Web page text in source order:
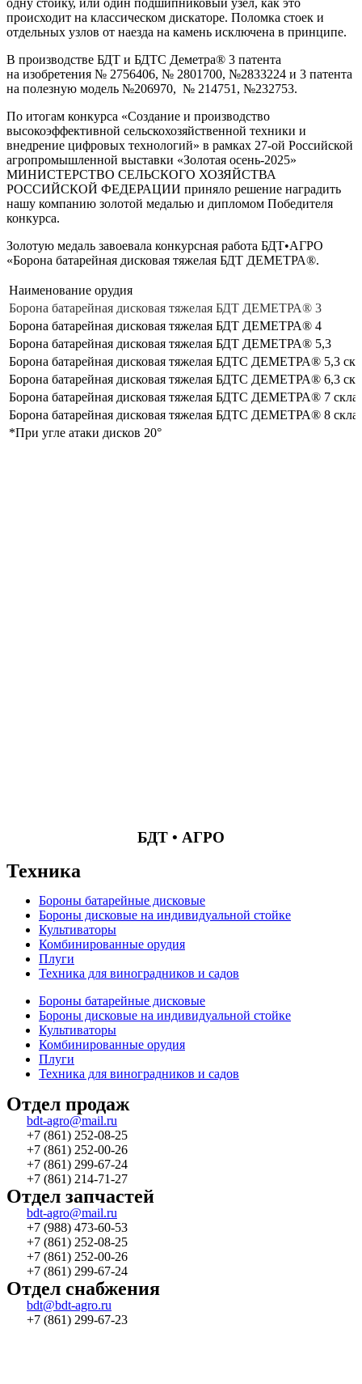
происходит на классическом дискаторе. Поломка стоек и
отдельных узлов от наезда на камень исключена в принципе.
В производстве БДТ и БДТС Деметра® 3 патента
на изобретения № 2756406, № 2801700, №2833224 и 3 патента
на полезную модель №206970, № 214751, №232753.
По итогам конкурса «Создание и производство
высокоэффективной сельскохозяйственной техники и
внедрение цифровых технологий» в рамках 27-ой Российской
агропромышленной выставки «Золотая осень-2025»
МИНИСТЕРСТВО СЕЛЬСКОГО ХОЗЯЙСТВА
РОССИЙСКОЙ ФЕДЕРАЦИИ приняло решение наградить
нашу компанию золотой медалью и дипломом Победителя
конкурса.
Золотую медаль завоевала конкурсная работа БДТ•АГРО
«Борона батарейная дисковая тяжелая БДТ ДЕМЕТРА®.
Наименование орудия
Борона батарейная дисковая тяжелая БДТ ДЕМЕТРА® 3
Борона батарейная дисковая тяжелая БДТ ДЕМЕТРА® 4
Борона батарейная дисковая тяжелая БДТ ДЕМЕТРА® 5,3
Борона батарейная дисковая тяжелая БДТС ДЕМЕТРА® 5,3
Борона батарейная дисковая тяжелая БДТС ДЕМЕТРА® 6,3
Борона батарейная дисковая тяжелая БДТС ДЕМЕТРА® 7
Борона батарейная дисковая тяжелая БДТС ДЕМЕТРА® 8
*При угле атаки дисков 20°
БДТ • АГРО
Техника
Бороны батарейные дисковые
Бороны дисковые на индивидуальной стойке
Культиваторы
Комбинированные орудия
Плуги
Техника для виноградников и садов
Бороны батарейные дисковые
Бороны дисковые на индивидуальной стойке
Культиваторы
Комбинированные орудия
Плуги
Техника для виноградников и садов
Отдел продаж
bdt-agro@mail.ru
+7 (861) 252-08-25
+7 (861) 252-00-26
+7 (861) 299-67-24
+7 (861) 214-71-27
Отдел запчастей
bdt-agro@mail.ru
+7 (988) 473-60-53
+7 (861) 252-08-25
+7 (861) 252-00-26
+7 (861) 299-67-24
Отдел снабжения
bdt@bdt-agro.ru
+7 (861) 299-67-23